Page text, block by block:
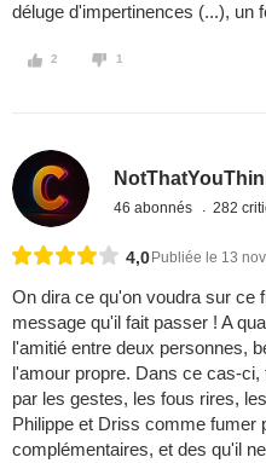
déluge d'impertinences (...), un
2 1
46 abonnés 282
4,0 Publiée le 13
On dira ce qu'on voudra sur ce
message qu'il fait passer ! A
l'amitié entre deux personnes,
l'amour propre. Dans ce cas-
par les gestes, les fous rires,
Philippe et Driss comme fumer
complémentaires, et des qu'il